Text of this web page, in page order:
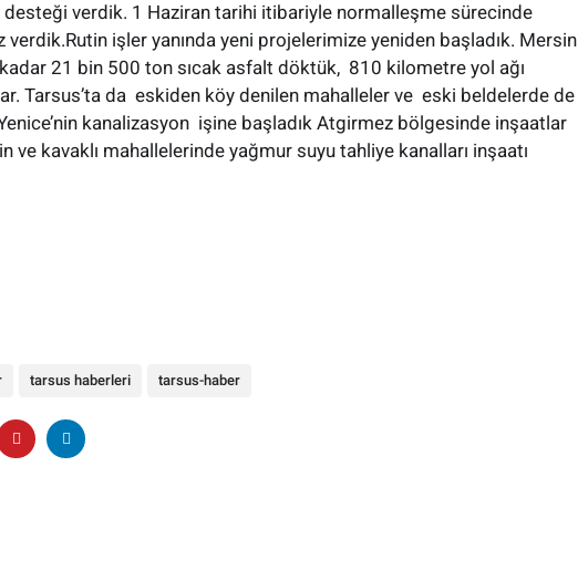
desteği verdik. 1 Haziran tarihi itibariyle normalleşme sürecinde
verdik.Rutin işler yanında yeni projelerimize yeniden başladık. Mersin
21 bin 500 ton sıcak asfalt döktük, 810 kilometre yol ağı
Tarsus’ta da eskiden köy denilen mahalleler ve eski beldelerde de
kanalizasyon işine başladık Atgirmez bölgesinde inşaatlar
ve kavaklı mahallelerinde yağmur suyu tahliye kanalları inşaatı
tarsus haberleri tarsus-haber